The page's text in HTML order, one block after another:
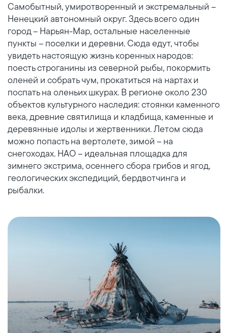
Самобытный, умиротворенный и экстремальный –
Ненецкий автономный округ. Здесь всего один
город – Нарьян-Мар, остальные населенные
пункты – поселки и деревни. Сюда едут, чтобы
увидеть настоящую жизнь коренных народов:
поесть строганины из северной рыбы, покормить
оленей и собрать чум, прокатиться на нартах и
поспать на оленьих шкурах. В регионе около 230
объектов культурного наследия: стоянки каменного
века, древние святилища и кладбища, каменные и
деревянные идолы и жертвенники. Летом сюда
можно попасть на вертолете, зимой – на
снегоходах. НАО – идеальная площадка для
зимнего экстрима, осеннего сбора грибов и ягод,
геологических экспедиций, бердвотчинга и
рыбалки.